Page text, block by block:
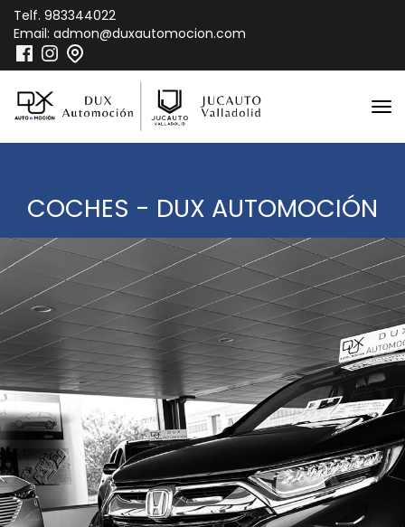
Telf. 983344022
Email: admon@duxautomocion.com
COCHES - DUX AUTOMOCIÓN